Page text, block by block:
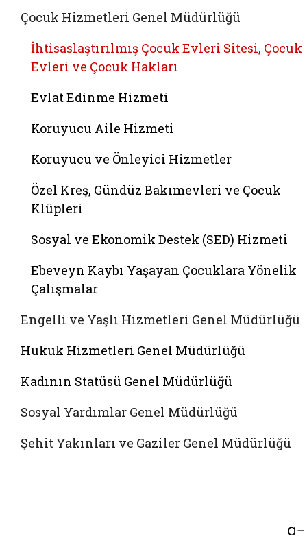
Çocuk Hizmetleri Genel Müdürlüğü
İhtisaslaştırılmış Çocuk Evleri Sitesi, Çocuk
Evleri ve Çocuk Hakları
Evlat Edinme Hizmeti
Koruyucu Aile Hizmeti
Koruyucu ve Önleyici Hizmetler
Özel Kreş, Gündüz Bakımevleri ve Çocuk
Klüpleri
Sosyal ve Ekonomik Destek (SED) Hizmeti
Ebeveyn Kaybı Yaşayan Çocuklara Yönelik
Çalışmalar
Engelli ve Yaşlı Hizmetleri Genel Müdürlüğü
Hukuk Hizmetleri Genel Müdürlüğü
Kadının Statüsü Genel Müdürlüğü
Sosyal Yardımlar Genel Müdürlüğü
Şehit Yakınları ve Gaziler Genel Müdürlüğü